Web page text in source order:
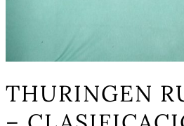
THURINGEN